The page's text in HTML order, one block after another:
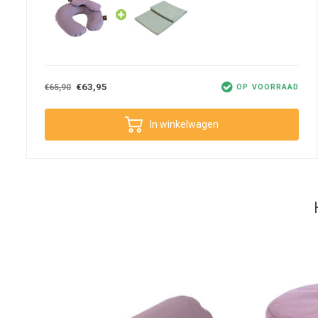
€65,90 €63,95 OP VOORRAAD
In winkelwagen